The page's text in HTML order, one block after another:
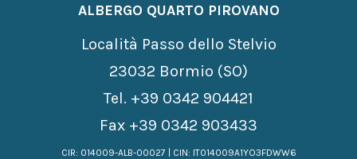
ALBERGO QUARTO PIROVANO
Località Passo dello Stelvio
23032 Bormio (SO)
Tel. +39 0342 904421
Fax +39 0342 903433
CIR: 014009-ALB-00027 | CIN: IT014009A1YO3FDWW6